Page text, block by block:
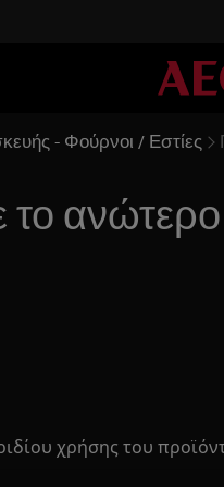
- Φούρνοι / Εστίες
χρήσης του